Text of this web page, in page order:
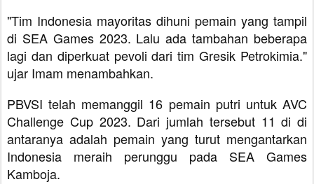
"Tim Indonesia mayoritas dihuni pemain yang tampil
di SEA Games 2023. Lalu ada tambahan beberapa
lagi dan diperkuat pevoli dari tim Gresik Petrokimia."
ujar Imam menambahkan.
PBVSI telah memanggil 16 pemain putri untuk AVC
Challenge Cup 2023. Dari jumlah tersebut 11 di di
antaranya adalah pemain yang turut mengantarkan
Indonesia meraih perunggu pada SEA Games
Kamboja.